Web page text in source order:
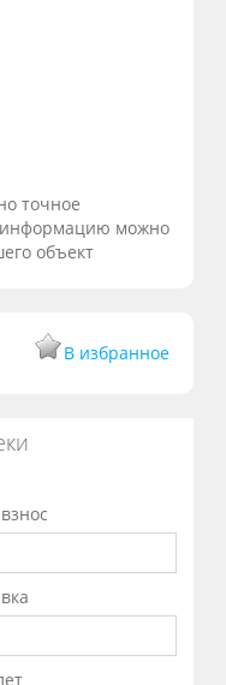
точное
информацию можно
объект
В избранное